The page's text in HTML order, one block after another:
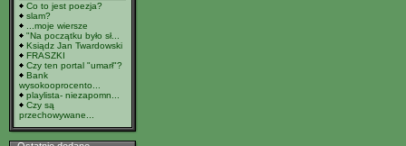
Co to jest poezja?
slam?
...moje wiersze
"Na początku było sł...
Ksiądz Jan Twardowski
FRASZKI
Czy ten portal "umarł"?
Bank
wysokooprocento...
playlista- niezapomn...
Czy są
przechowywane...